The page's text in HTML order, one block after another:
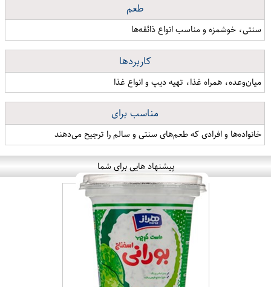
طعم
سنتی، خوشمزه و مناسب انواع ذائقه‌ها
کاربردها
میان‌وعده، همراه غذا، تهیه دیپ و انواع غذا
مناسب برای
خانواده‌ها و افرادی که طعم‌های سنتی و سالم را ترجیح می‌دهند
پیشنهاد هایی برای شما